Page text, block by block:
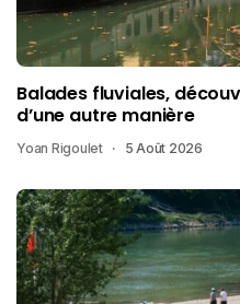
Balades fluviales,
d’une autre manière
Yoan Rigoulet 5 Août 2026